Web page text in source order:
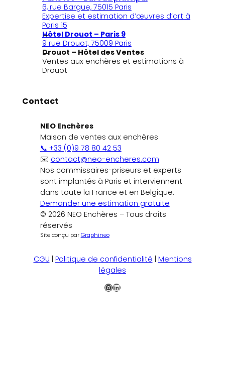
6, rue Bargue, 75015 Paris
Expertise et estimation d’œuvres d’art à
Paris 15
Hôtel Drouot – Paris 9
9 rue Drouot, 75009 Paris
Drouot – Hôtel des Ventes
Ventes aux enchères et estimations à
Drouot
Contact
NEO Enchères
Maison de ventes aux enchères
📞 +33 (0)9 78 80 42 53
✉️ contact@neo-encheres.com
Nos commissaires-priseurs et experts
sont implantés à Paris et interviennent
dans toute la France et en Belgique.
Demander une estimation gratuite
© 2026 NEO Enchères – Tous droits
réservés
Site conçu parGraphineo
CGU | Politique de confidentialité | Mentions
légales
Instagram
LinkedIn